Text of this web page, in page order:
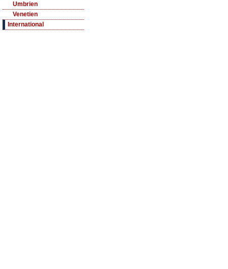
Umbrien
Venetien
International